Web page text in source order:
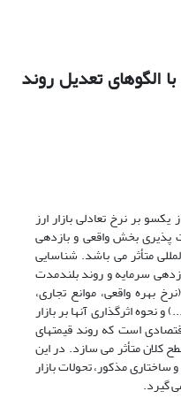
الگوهای تعدیل روند
یکسو بر نرخ تعادلی بازار ارز
پذیری بخش واقعی و بازدهی
متأثر می باشد. شناسایی
سرمایه و روند بلندمدت
بهره واقعی، موانع تجاری،
نحوه اثرگذاری آنها بر بازار
است که روند قیمتهای
کلان متأثر می سازد. در این
ساختاری مذکور، تحولات بازار
گیرد.